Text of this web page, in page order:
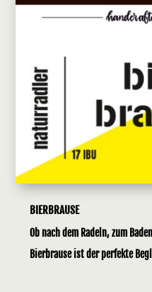
BIERBRAUSE
Ob nach dem Radeln, zum
Bierbrause ist der perfekte